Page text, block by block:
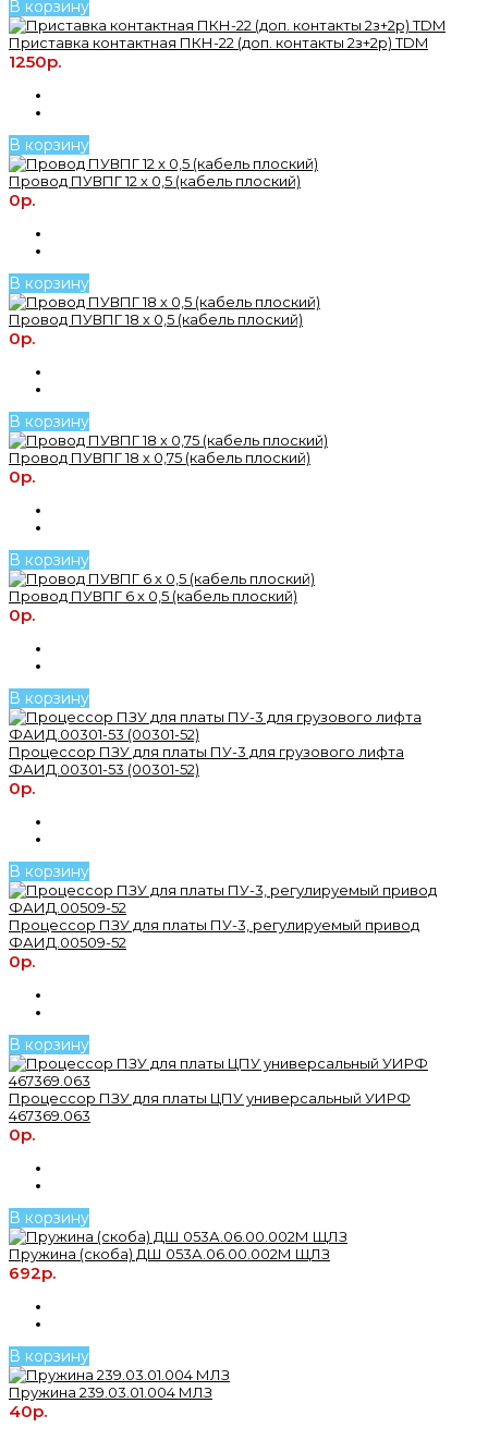
В корзину
Приставка контактная ПКН-22 (доп. контакты 2з+2р) TDM
1250р.
В корзину
Провод ПУВПГ 12 х 0,5 (кабель плоский)
0р.
В корзину
Провод ПУВПГ 18 х 0,5 (кабель плоский)
0р.
В корзину
Провод ПУВПГ 18 х 0,75 (кабель плоский)
0р.
В корзину
Провод ПУВПГ 6 х 0,5 (кабель плоский)
0р.
В корзину
Процессор ПЗУ для платы ПУ-3 для грузового лифта
ФАИД.00301-53 (00301-52)
0р.
В корзину
Процессор ПЗУ для платы ПУ-3, регулируемый привод
ФАИД.00509-52
0р.
В корзину
Процессор ПЗУ для платы ЦПУ универсальный УИРФ
467369.063
0р.
В корзину
Пружина (скоба) ДШ 053А.06.00.002М ЩЛЗ
692р.
В корзину
Пружина 239.03.01.004 МЛЗ
40р.